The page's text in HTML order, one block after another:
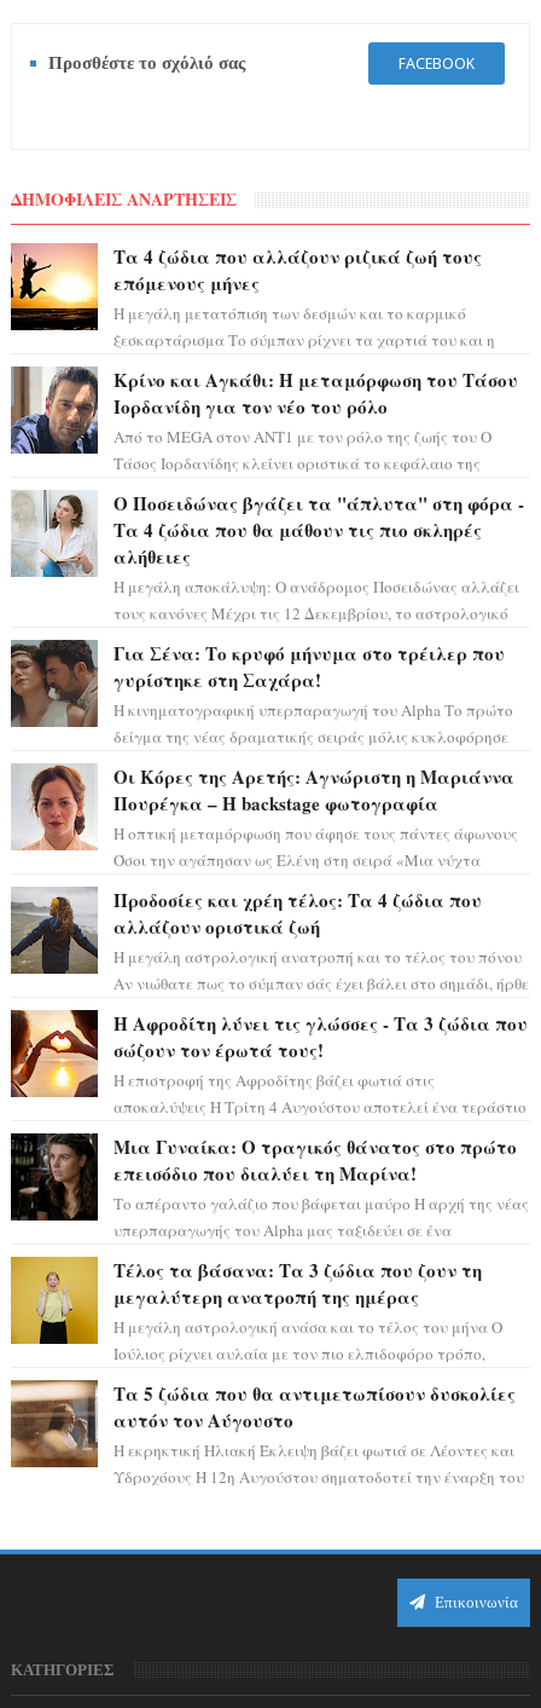
Προσθέστε το σχόλιό σας FACEBOOK
ΔΗΜΟΦΙΛΕΙΣ ΑΝΑΡΤΗΣΕΙΣ
Τα 4 ζώδια που αλλάζουν ριζικά ζωή τους
επόμενους μήνες
Η μεγάλη μετατόπιση των δεσμών και το καρμικό
ξεσκαρτάρισμα Το σύμπαν ρίχνει τα χαρτιά του και η
Κρίνο και Αγκάθι: Η μεταμόρφωση του Τάσου
Ιορδανίδη για τον νέο του ρόλο
Από το MEGA στον ΑΝΤ1 με τον ρόλο της ζωής του Ο
Τάσος Ιορδανίδης κλείνει οριστικά το κεφάλαιο της
Ο Ποσειδώνας βγάζει τα "άπλυτα" στη φόρα -
Τα 4 ζώδια που θα μάθουν τις πιο σκληρές
αλήθειες
Η μεγάλη αποκάλυψη: Ο ανάδρομος Ποσειδώνας αλλάζει
τους κανόνες Μέχρι τις 12 Δεκεμβρίου, το αστρολογικό
Για Σένα: Το κρυφό μήνυμα στο τρέιλερ που
γυρίστηκε στη Σαχάρα!
Η κινηματογραφική υπερπαραγωγή του Alpha Το πρώτο
δείγμα της νέας δραματικής σειράς μόλις κυκλοφόρησε
Οι Κόρες της Αρετής: Αγνώριστη η Μαριάννα
Πουρέγκα – H backstage φωτογραφία
Η οπτική μεταμόρφωση που άφησε τους πάντες άφωνους
Όσοι την αγάπησαν ως Ελένη στη σειρά «Μια νύχτα
Προδοσίες και χρέη τέλος: Τα 4 ζώδια που
αλλάζουν οριστικά ζωή
Η μεγάλη αστρολογική ανατροπή και το τέλος του πόνου
Αν νιώθατε πως το σύμπαν σάς έχει βάλει στο σημάδι, ήρθε
Η Αφροδίτη λύνει τις γλώσσες - Τα 3 ζώδια που
σώζουν τον έρωτά τους!
Η επιστροφή της Αφροδίτης βάζει φωτιά στις
αποκαλύψεις Η Τρίτη 4 Αυγούστου αποτελεί ένα τεράστιο
Μια Γυναίκα: Ο τραγικός θάνατος στο πρώτο
επεισόδιο που διαλύει τη Μαρίνα!
Το απέραντο γαλάζιο που βάφεται μαύρο Η αρχή της νέας
υπερπαραγωγής του Alpha μας ταξιδεύει σε ένα
Τέλος τα βάσανα: Τα 3 ζώδια που ζουν τη
μεγαλύτερη ανατροπή της ημέρας
Η μεγάλη αστρολογική ανάσα και το τέλος του μήνα Ο
Ιούλιος ρίχνει αυλαία με τον πιο ελπιδοφόρο τρόπο,
Τα 5 ζώδια που θα αντιμετωπίσουν δυσκολίες
αυτόν τον Αύγουστο
Η εκρηκτική Ηλιακή Έκλειψη βάζει φωτιά σε Λέοντες και
Υδροχόους Η 12η Αυγούστου σηματοδοτεί την έναρξη του
Επικοινωνία
ΚΑΤΗΓΟΡΙΕΣ